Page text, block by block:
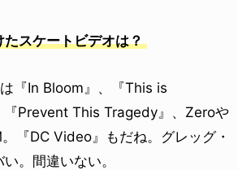
スケートビデオは？
『In Bloom』、『This is
Prevent This Tragedy』、Zeroや
『DC Video』もだね。グレッグ・
。間違いない。